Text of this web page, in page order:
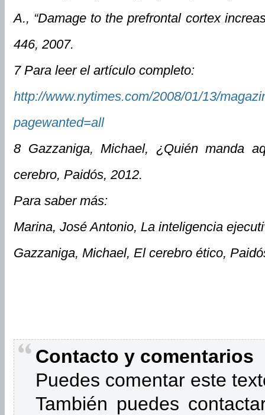
A., “Damage to the prefrontal cortex
446, 2007.
7 Para leer el artículo completo:
http://www.nytimes.com/2008/01/13/
pagewanted=all
8 Gazzaniga, Michael, ¿Quién manda
cerebro, Paidós, 2012.
Para saber más:
Marina, José Antonio, La inteligencia
Gazzaniga, Michael, El cerebro ético,
Contacto y comentarios
Puedes comentar este
También puedes